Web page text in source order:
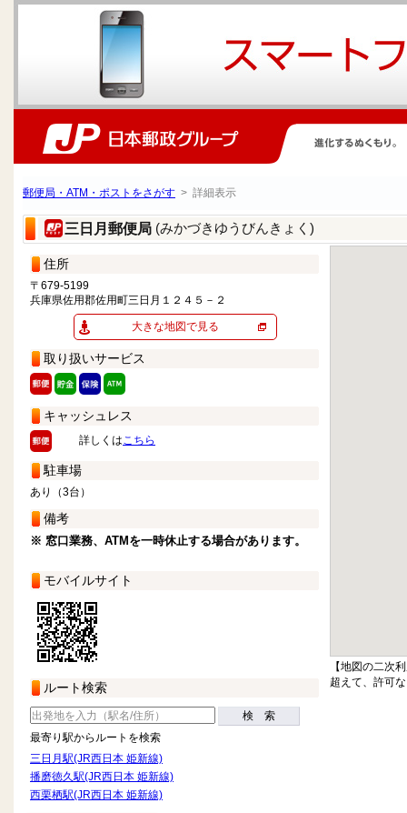
郵便局・ATM・ポストをさがす > 詳細表示
三日月郵便局 (みかづきゆうびんきょく)
住所
〒679-5199
兵庫県佐用郡佐用町三日月１２４５－２
大きな地図で見る
取り扱いサービス
キャッシュレス
詳しくはこちら
駐車場
あり（3台）
備考
※ 窓口業務、ATMを一時休止する場合があります。
モバイルサイト
ルート検索
検 索
最寄り駅からルートを検索
三日月駅(JR西日本 姫新線)
播磨徳久駅(JR西日本 姫新線)
西栗栖駅(JR西日本 姫新線)
【地図の二次
超えて、許可